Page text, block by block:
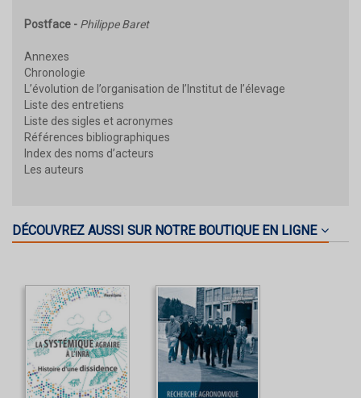
Postface - Philippe Baret
Annexes
Chronologie
L’évolution de l’organisation de l’Institut de l’élevage
Liste des entretiens
Liste des sigles et acronymes
Références bibliographiques
Index des noms d’acteurs
Les auteurs
DÉCOUVREZ AUSSI SUR NOTRE BOUTIQUE EN LIGNE